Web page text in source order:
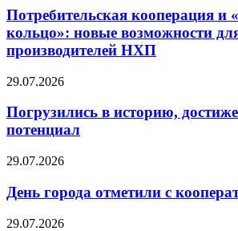
Потребительская кооперация и
кольцо»: новые возможности
производителей НХП
29.07.2026
Погрузились в историю,
потенциал
29.07.2026
День города отметили с
29.07.2026